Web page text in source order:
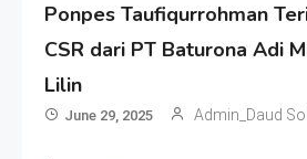
Ponpes Taufiqurrohman
CSR dari PT Baturona Adi
Lilin
June 29, 2025 Admin_Daud